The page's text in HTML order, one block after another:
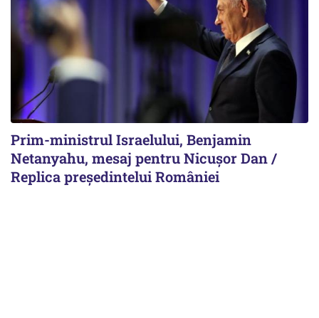
Prim-ministrul Israelului, Benjamin
Netanyahu, mesaj pentru Nicușor Dan /
Replica președintelui României